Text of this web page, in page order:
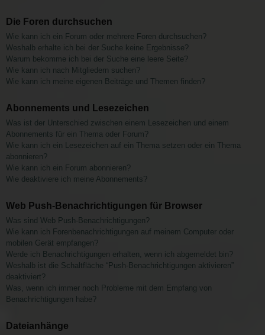
Die Foren durchsuchen
Wie kann ich ein Forum oder mehrere Foren durchsuchen?
Weshalb erhalte ich bei der Suche keine Ergebnisse?
Warum bekomme ich bei der Suche eine leere Seite?
Wie kann ich nach Mitgliedern suchen?
Wie kann ich meine eigenen Beiträge und Themen finden?
Abonnements und Lesezeichen
Was ist der Unterschied zwischen einem Lesezeichen und einem
Abonnements für ein Thema oder Forum?
Wie kann ich ein Lesezeichen auf ein Thema setzen oder ein Thema
abonnieren?
Wie kann ich ein Forum abonnieren?
Wie deaktiviere ich meine Abonnements?
Web Push-Benachrichtigungen für Browser
Was sind Web Push-Benachrichtigungen?
Wie kann ich Forenbenachrichtigungen auf meinem Computer oder
mobilen Gerät empfangen?
Werde ich Benachrichtigungen erhalten, wenn ich abgemeldet bin?
Weshalb ist die Schaltfläche “Push-Benachrichtigungen aktivieren”
deaktiviert?
Was, wenn ich immer noch Probleme mit dem Empfang von
Benachrichtigungen habe?
Dateianhänge